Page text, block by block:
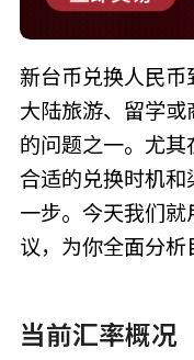
新台币兑换人民
大陆旅游、留学
的问题之一。尤
合适的兑换时机
一步。今天我们
议，为你全面分析
当前汇率概况